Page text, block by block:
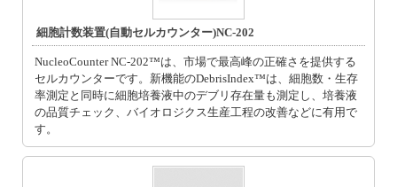
細胞計数装置(自動セルカウンター)NC-202
NucleoCounter NC-202™は、市場で最高峰の正確さを提供する
セルカウンターです。新機能のDebrisIndex™は、細胞数・生存
率測定と同時に細胞培養液中のデブリ存在量も測定し、培養液
の品質チェック、バイオロジクス生産工程の改善などに有用で
す。